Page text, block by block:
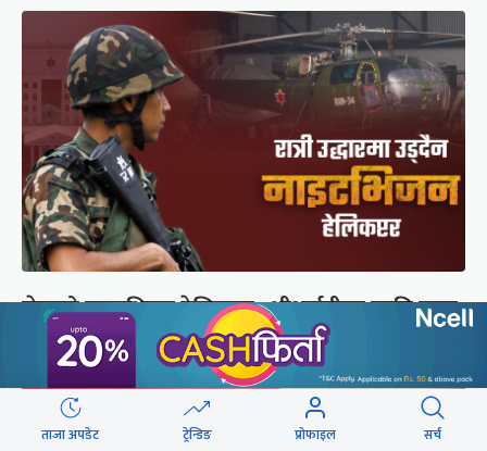
सेनाको नाइटभिजन हेलिकप्टर : भीआईपीका लागि उड्छ,
जनताको ज्यान बचाउन उड्दैन
ताजा अपडेट ट्रेन्डिङ प्रोफाइल सर्च